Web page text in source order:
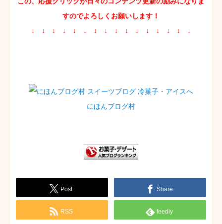
すのでよろしくお願いします！
↓ ↓ ↓ ↓ ↓ ↓ ↓ ↓ ↓ ↓ ↓ ↓ ↓ ↓ ↓ ↓
にほんブログ村
Post Share
RSS feedly